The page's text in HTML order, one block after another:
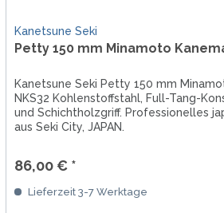
Kanetsune Seki
Petty 150 mm Minamoto
Kanetsune Seki Petty 150 mm
NKS32 Kohlenstoffstahl, Full-Tang-
und Schichtholzgriff. Professionelles
aus Seki City, JAPAN.
86,00 € *
Lieferzeit 3-7 Werktage